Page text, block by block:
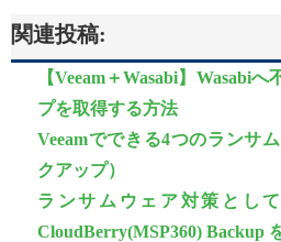
関連投稿:
【Veeam＋Wasabi】Wasabi
プを取得する方法
Veeamでできる4つのランサ
クアップ）
ランサムウェア対策として
CloudBerry(MSP360) Backup